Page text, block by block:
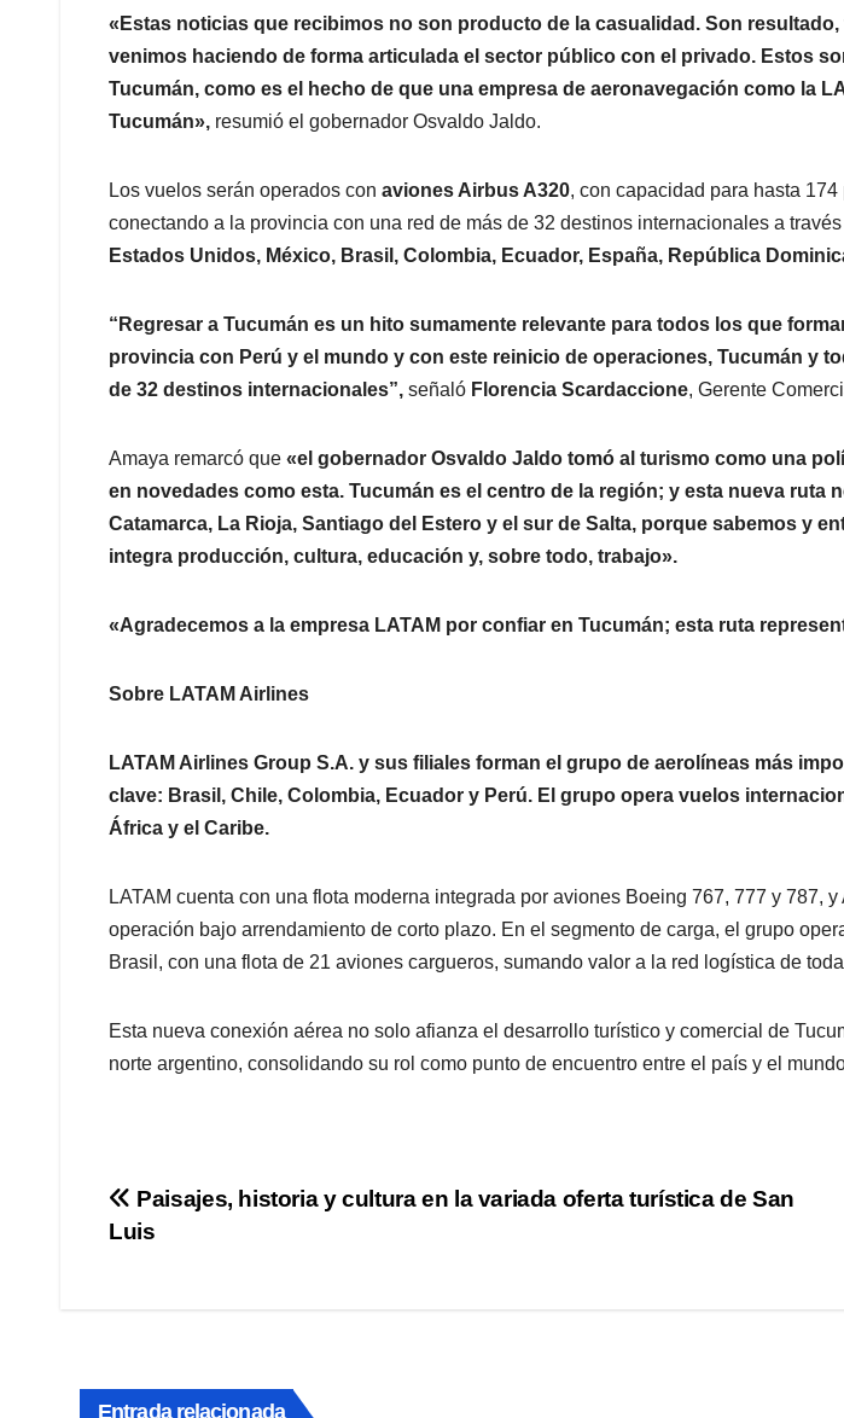
«Estas noticias que recibimos no son producto de la casualidad. Son
venimos haciendo de forma articulada el sector público con el privado. Estos
Tucumán, como es el hecho de que una empresa de aeronavegación como la
Tucumán», resumió el gobernador Osvaldo Jaldo.
Los vuelos serán operados con aviones Airbus A320, con capacidad para hasta
conectando a la provincia con una red de más de 32 destinos internacionales a
Estados Unidos, México, Brasil, Colombia, Ecuador, España, República
“Regresar a Tucumán es un hito sumamente relevante para todos los que
provincia con Perú y el mundo y con este reinicio de operaciones, Tucumán y
de 32 destinos internacionales”, señaló Florencia Scardaccione, Gerente
Amaya remarcó que «el gobernador Osvaldo Jaldo tomó al turismo como una
en novedades como esta. Tucumán es el centro de la región; y esta nueva
Catamarca, La Rioja, Santiago del Estero y el sur de Salta, porque sabemos y
integra producción, cultura, educación y, sobre todo, trabajo».
«Agradecemos a la empresa LATAM por confiar en Tucumán; esta ruta
Sobre LATAM Airlines
LATAM Airlines Group S.A. y sus filiales forman el grupo de aerolíneas más
clave: Brasil, Chile, Colombia, Ecuador y Perú. El grupo opera vuelos
África y el Caribe.
LATAM cuenta con una flota moderna integrada por aviones Boeing 767, 777 y 787,
operación bajo arrendamiento de corto plazo. En el segmento de carga, el grupo
Brasil, con una flota de 21 aviones cargueros, sumando valor a la red logística de
Esta nueva conexión aérea no solo afianza el desarrollo turístico y comercial de
norte argentino, consolidando su rol como punto de encuentro entre el país y el
Navegación
Paisajes, historia y cultura en la variada oferta turística de San
Luis
Entrada relacionada